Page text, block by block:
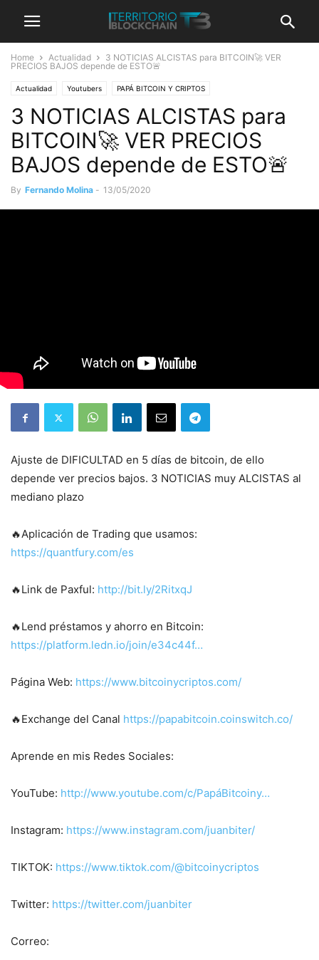
Home Actualidad
3 NOTICIAS ALCISTAS para BITCOIN🚀 VER
PRECIOS BAJOS depende de ESTO🚨
Actualidad Youtubers PAPÁ BITCOIN Y CRIPTOS
3 NOTICIAS ALCISTAS para
BITCOIN🚀 VER PRECIOS
BAJOS depende de ESTO🚨
By Fernando Molina - 13/05/2020
Ajuste de DIFICULTAD en 5 días de bitcoin, de ello
depende ver precios bajos. 3 NOTICIAS muy ALCISTAS al
mediano plazo
🔥Aplicación de Trading que usamos:
https://quantfury.com/es
🔥Link de Paxful: http://bit.ly/2RitxqJ
🔥Lend préstamos y ahorro en Bitcoin:
https://platform.ledn.io/join/e34c44f…
Página Web: https://www.bitcoinycriptos.com/
🔥Exchange del Canal https://papabitcoin.coinswitch.co/
Aprende en mis Redes Sociales:
YouTube: http://www.youtube.com/c/PapáBitcoiny…
Instagram: https://www.instagram.com/juanbiter/
TIKTOK: https://www.tiktok.com/@bitcoinycriptos
Twitter: https://twitter.com/juanbiter
Correo: